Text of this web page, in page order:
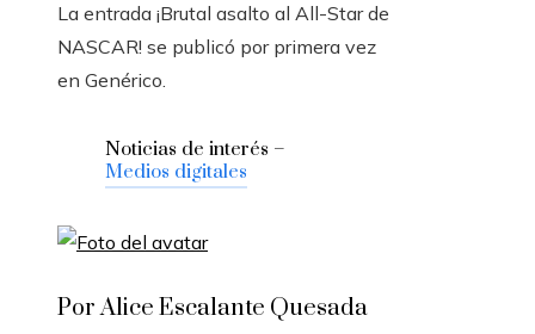
La entrada ¡Brutal asalto al All-Star de
NASCAR! se publicó por primera vez
en Genérico.
Noticias de interés –
Medios digitales
Por Alice Escalante Quesada